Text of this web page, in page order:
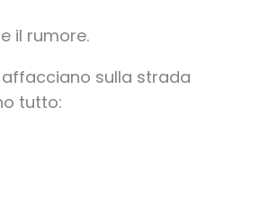
il rumore.
affacciano sulla strada
tutto: